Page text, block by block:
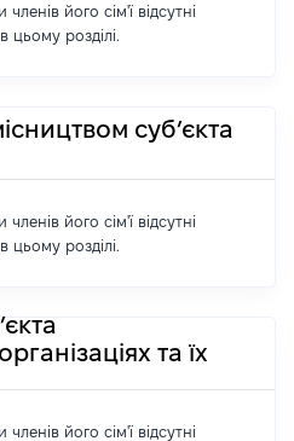
його сім'ї відсутні
цьому розділі.
суб’єкта
його сім'ї відсутні
цьому розділі.
та їх
його сім'ї відсутні